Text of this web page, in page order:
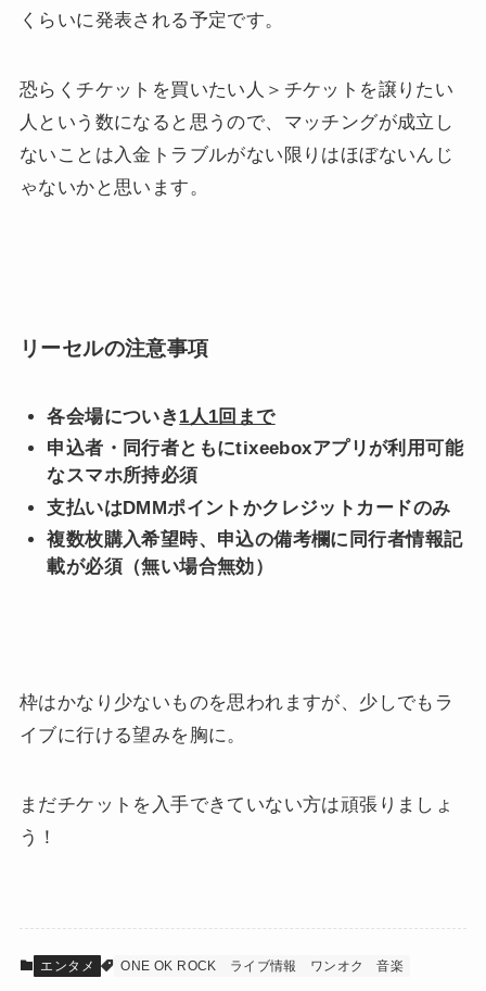
くらいに発表される予定です。
恐らくチケットを買いたい人＞チケットを譲りたい
人という数になると思うので、マッチングが成立し
ないことは入金トラブルがない限りはほぼないんじ
ゃないかと思います。
リーセルの注意事項
各会場についき 1人1回まで
申込者・同行者ともにtixeeboxアプリが利用可能
なスマホ所持必須
支払いはDMMポイントかクレジットカードのみ
複数枚購入希望時、申込の備考欄に同行者情報記
載が必須（無い場合無効）
枠はかなり少ないものを思われますが、少しでもラ
イブに行ける望みを胸に。
まだチケットを入手できていない方は頑張りましょ
う！
エンタメ ONE OK ROCK ライブ情報 ワンオク 音楽